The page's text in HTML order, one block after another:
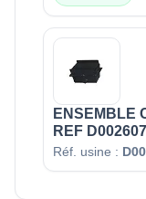
ENSEMBLE
REF
Réf. usine :